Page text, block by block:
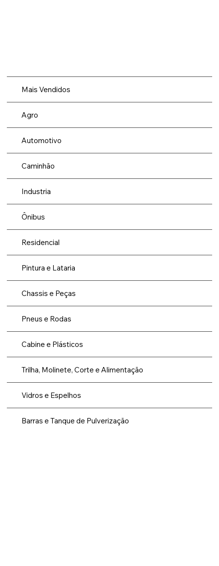
Mais Vendidos
Agro
Automotivo
Caminhão
Industria
Ônibus
Residencial
Pintura e Lataria
Chassis e Peças
Pneus e Rodas
Cabine e Plásticos
Trilha, Molinete, Corte e Alimentação
Vidros e Espelhos
Barras e Tanque de Pulverização